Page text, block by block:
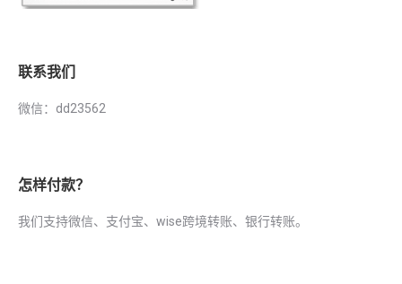
联系我们
微信：dd23562
怎样付款？
我们支持微信、支付宝、wise跨境转账、银行转账。